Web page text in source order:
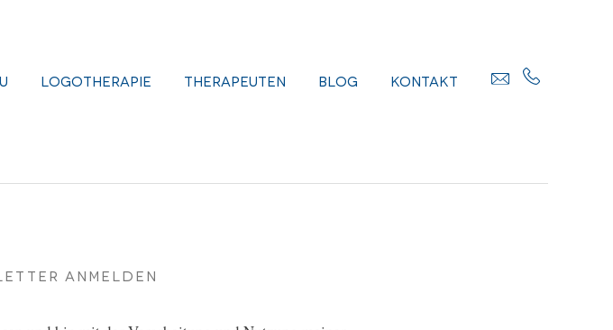
Logotherapie Therapeuten Blog Kontakt
anmelden